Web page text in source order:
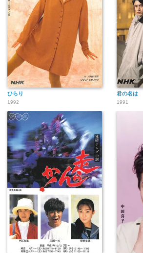
ひらり
1992
君の名は
1991